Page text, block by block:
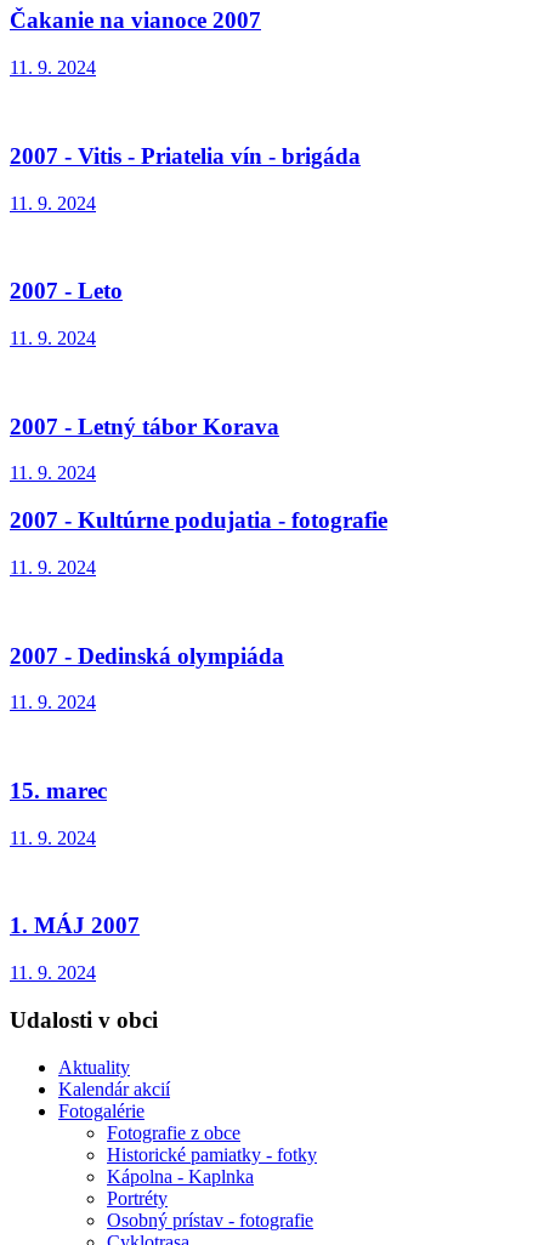
Čakanie na vianoce 2007
11. 9. 2024
2007 - Vitis - Priatelia vín - brigáda
11. 9. 2024
2007 - Leto
11. 9. 2024
2007 - Letný tábor Korava
11. 9. 2024
2007 - Kultúrne podujatia - fotografie
11. 9. 2024
2007 - Dedinská olympiáda
11. 9. 2024
15. marec
11. 9. 2024
1. MÁJ 2007
11. 9. 2024
Udalosti v obci
Aktuality
Kalendár akcií
Fotogalérie
Fotografie z obce
Historické pamiatky - fotky
Kápolna - Kaplnka
Portréty
Osobný prístav - fotografie